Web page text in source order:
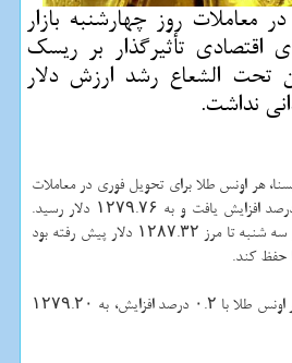
روز چهارشنبه بازار
اقتصادی تأثیرگذار بر ریسك
تحت الشعاع رشد ارزش دلار
نداشت.
هر اونس طلا برای تحویل فوری در معاملات
سنگاپور ۰.۱ درصد افزایش یافت و به ۱۲۷۹.۷۶ دلار رسید.
این فلز باارزش در معاملات روز سه شنبه تا مرز ۱۲۸۷.۳۲ دلار پیش رفته بود
حفظ كند.
در بازار معاملات آتی آمریكا، هر اونس طلا با ۰.۲ درصد افزایش، به ۱۲۷۹.۲۰